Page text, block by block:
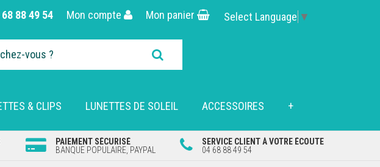
68 88 49 54 Mon compte Mon panier Select Language ▼
& CLIPS LUNETTES DE SOLEIL ACCESSOIRES +
PAIEMENT SÉCURISÉ
BANQUE POPULAIRE, PAYPAL
SERVICE CLIENT À VOTRE ÉCOUTE
04 68 88 49 54